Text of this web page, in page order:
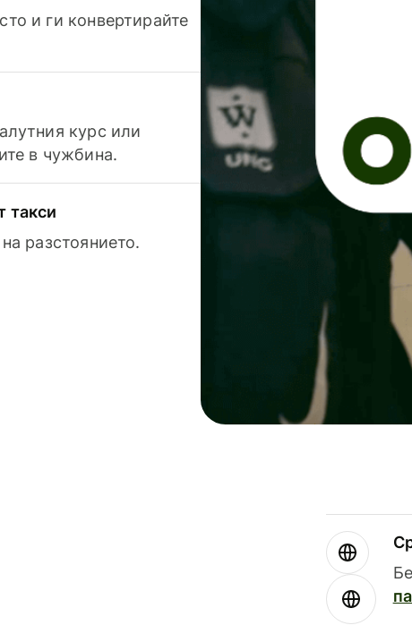
и ги конвертирайте
курс или
в чужбина.
такси
разстоянието.